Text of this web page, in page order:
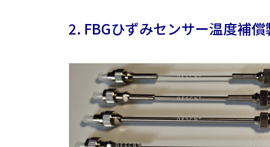
2. FBGひずみセンサー温度補